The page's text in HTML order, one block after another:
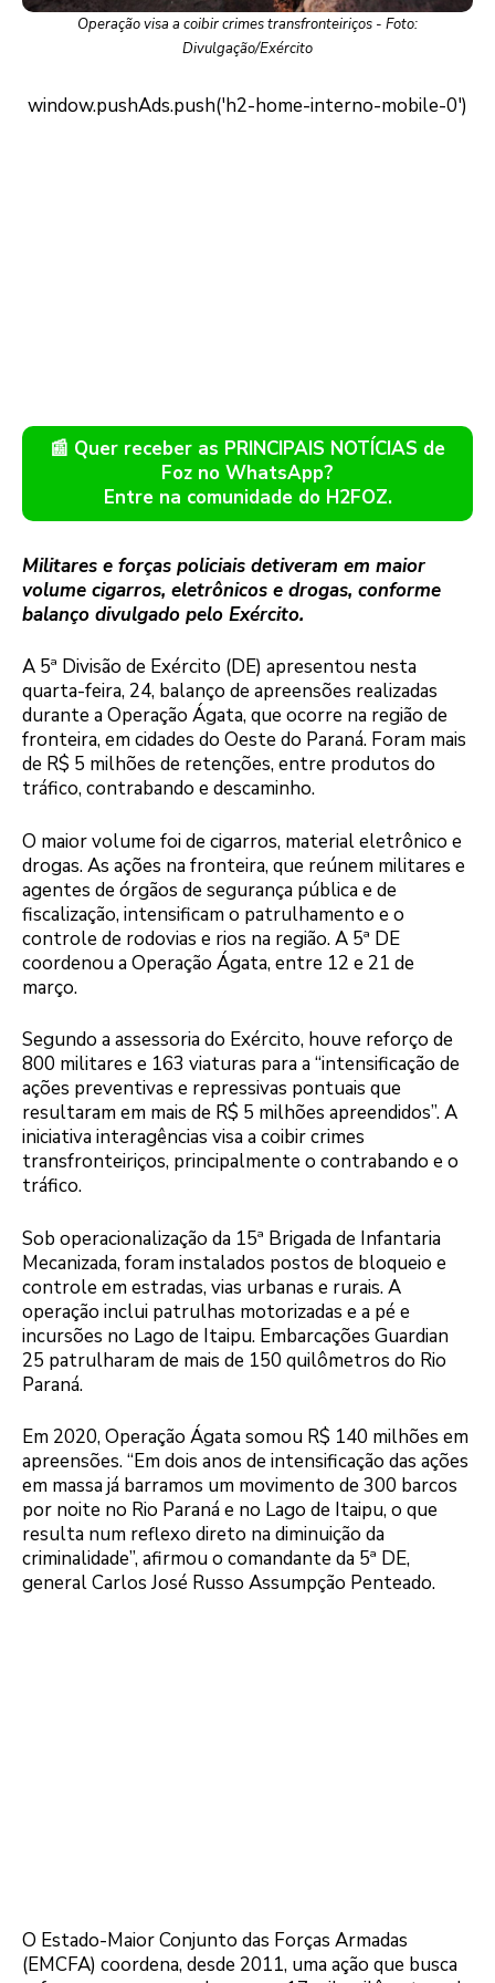
Operação visa a coibir crimes transfronteiriços - Foto:
Divulgação/Exército
📰 Quer receber as PRINCIPAIS NOTÍCIAS de
Foz no WhatsApp?
Entre na comunidade do H2FOZ.
Militares e forças policiais detiveram em maior
volume cigarros, eletrônicos e drogas, conforme
balanço divulgado pelo Exército.
A 5ª Divisão de Exército (DE) apresentou nesta
quarta-feira, 24, balanço de apreensões realizadas
durante a Operação Ágata, que ocorre na região de
fronteira, em cidades do Oeste do Paraná. Foram mais
de R$ 5 milhões de retenções, entre produtos do
tráfico, contrabando e descaminho.
O maior volume foi de cigarros, material eletrônico e
drogas. As ações na fronteira, que reúnem militares e
agentes de órgãos de segurança pública e de
fiscalização, intensificam o patrulhamento e o
controle de rodovias e rios na região. A 5ª DE
coordenou a Operação Ágata, entre 12 e 21 de
março.
Segundo a assessoria do Exército, houve reforço de
800 militares e 163 viaturas para a “intensificação de
ações preventivas e repressivas pontuais que
resultaram em mais de R$ 5 milhões apreendidos”. A
iniciativa interagências visa a coibir crimes
transfronteiriços, principalmente o contrabando e o
tráfico.
Sob operacionalização da 15ª Brigada de Infantaria
Mecanizada, foram instalados postos de bloqueio e
controle em estradas, vias urbanas e rurais. A
operação inclui patrulhas motorizadas e a pé e
incursões no Lago de Itaipu. Embarcações Guardian
25 patrulharam de mais de 150 quilômetros do Rio
Paraná.
Em 2020, Operação Ágata somou R$ 140 milhões em
apreensões. “Em dois anos de intensificação das ações
em massa já barramos um movimento de 300 barcos
por noite no Rio Paraná e no Lago de Itaipu, o que
resulta num reflexo direto na diminuição da
criminalidade”, afirmou o comandante da 5ª DE,
general Carlos José Russo Assumpção Penteado.
O Estado-Maior Conjunto das Forças Armadas
(EMCFA) coordena, desde 2011, uma ação que busca